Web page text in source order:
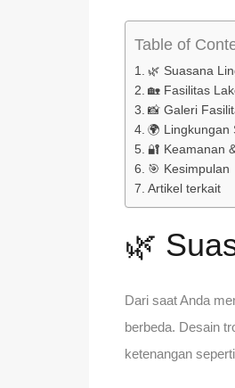
Table of
🌿 Suasana
🏡 Fasilitas
📸 Galeri
🌍 Lingkungan
🔐 Keamanan
🎯 Kesimpulan
Artikel terkait
🌿
Dari saat Anda
berbeda. Desain
ketenangan